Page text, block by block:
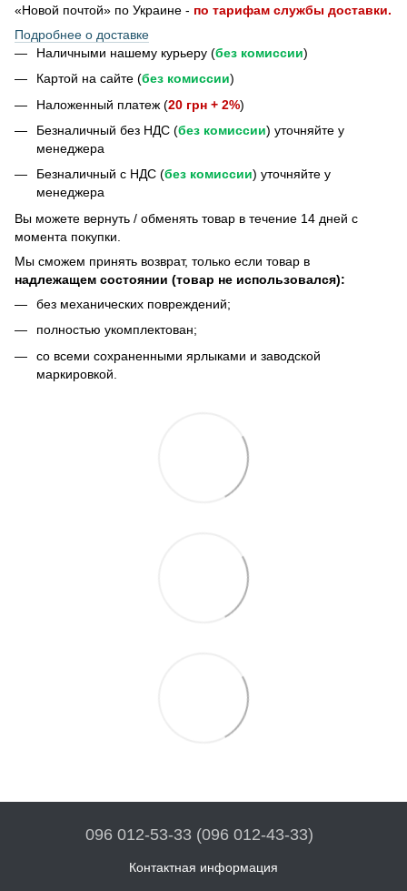
«Новой почтой» по Украине - по тарифам службы доставки.
Подробнее о доставке
Наличными нашему курьеру (без комиссии)
Картой на сайте (без комиссии)
Наложенный платеж (20 грн + 2%)
Безналичный без НДС (без комиссии) уточняйте у
менеджера
Безналичный с НДС (без комиссии) уточняйте у
менеджера
Bы можете вернуть / обменять товар в течение 14 дней с
момента покупки.
Мы сможем принять возврат, только если товар в
надлежащем состоянии (товар не использовался):
без механических повреждений;
полностью укомплектован;
со всеми сохраненными ярлыками и заводской
маркировкой.
096 012-53-33 (096 012-43-33)
Контактная информация